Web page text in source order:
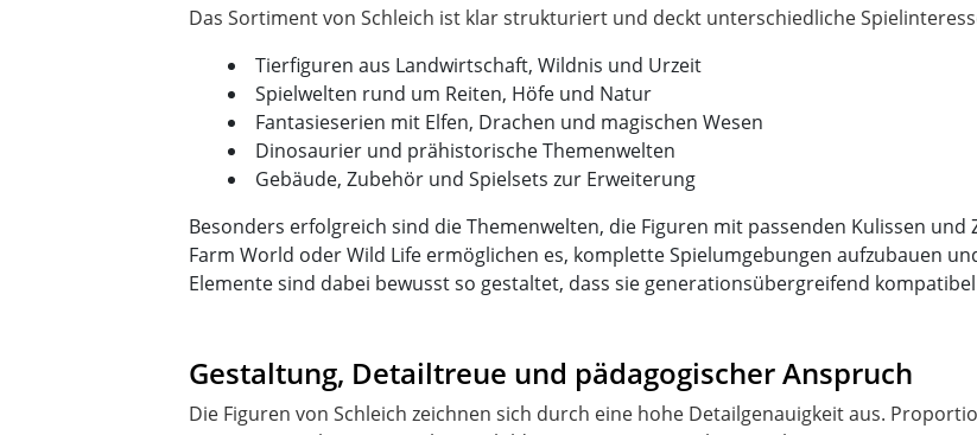
Tierfiguren aus Landwirtschaft, Wildnis und Urzeit
Spielwelten rund um Reiten, Höfe und Natur
Fantasieserien mit Elfen, Drachen und magischen Wesen
Dinosaurier und prähistorische Themenwelten
Gebäude, Zubehör und Spielsets zur Erweiterung
Besonders erfolgreich sind die Themenwelten, die Figuren mit passenden Kulissen
Farm World oder Wild Life ermöglichen es, komplette Spielumgebungen aufzubauen
Elemente sind dabei bewusst so gestaltet, dass sie generationsübergreifend
Gestaltung, Detailtreue und pädagogischer Anspruch
Die Figuren von Schleich zeichnen sich durch eine hohe Detailgenauigkeit aus.